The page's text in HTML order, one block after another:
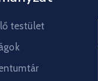
testület